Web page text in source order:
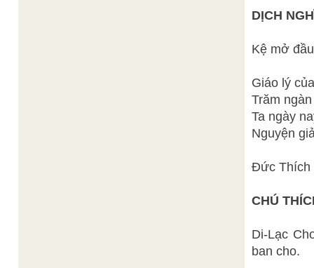
DỊCH
Kệ mở
Giáo lý
Trăm
Ta ngày
Nguyện
Đức Thích
CHÚ
Di-Lạc
ban cho.